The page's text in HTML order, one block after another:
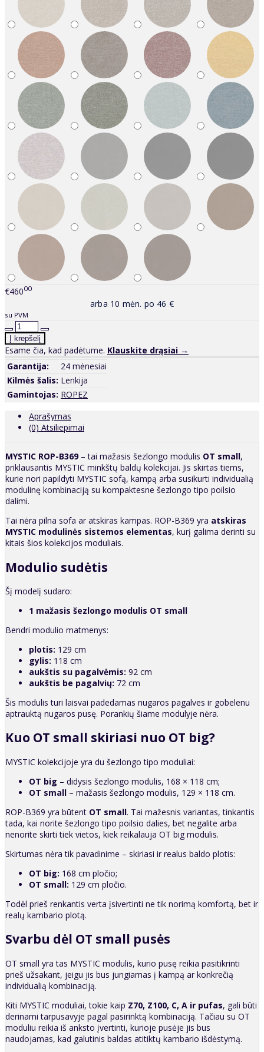
€46000
arba 10 mėn. po 46 €
su PVM
Esame čia, kad padėtume. Klauskite drąsiai →
Garantija:
24 mėnesiai
Kilmės šalis: Lenkija
Gamintojas: ROPEZ
Aprašymas
(0) Atsiliepimai
MYSTIC ROP-B369– tai mažasis šezlongo modulis OT small,
priklausantis MYSTIC minkštų baldų kolekcijai. Jis skirtas tiems,
kurie nori papildyti MYSTIC sofą, kampą arba susikurti individualią
modulinę kombinaciją su kompaktesne šezlongo tipo poilsio
dalimi.
Tai nėra pilna sofa ar atskiras kampas. ROP-B369 yra atskiras
MYSTIC modulinės sistemos elementas, kurį galima derinti su
kitais šios kolekcijos moduliais.
Modulio sudėtis
Šį modelį sudaro:
1 mažasis šezlongo modulis OT small
Bendri modulio matmenys:
plotis: 129 cm
gylis: 118 cm
aukštis su pagalvėmis: 92 cm
aukštis be pagalvių: 72 cm
Šis modulis turi laisvai padedamas nugaros pagalves ir gobelenu
aptrauktą nugaros pusę. Porankių šiame modulyje nėra.
Kuo OT small skiriasi nuo OT big?
MYSTIC kolekcijoje yra du šezlongo tipo moduliai:
OT big – didysis šezlongo modulis, 168 × 118 cm;
OT small – mažasis šezlongo modulis, 129 × 118 cm.
ROP-B369 yra būtent OT small. Tai mažesnis variantas, tinkantis
tada, kai norite šezlongo tipo poilsio dalies, bet negalite arba
nenorite skirti tiek vietos, kiek reikalauja OT big modulis.
Skirtumas nėra tik pavadinime – skiriasi ir realus baldo plotis:
OT big: 168 cm pločio;
OT small: 129 cm pločio.
Todėl prieš renkantis verta įsivertinti ne tik norimą komfortą, bet ir
realų kambario plotą.
Svarbu dėl OT small pusės
OT small yra tas MYSTIC modulis, kurio pusę reikia pasitikrinti
prieš užsakant, jeigu jis bus jungiamas į kampą ar konkrečią
individualią kombinaciją.
Kiti MYSTIC moduliai, tokie kaip Z70, Z100, C, A ir pufas, gali būti
derinami tarpusavyje pagal pasirinktą kombinaciją. Tačiau su OT
moduliu reikia iš anksto įvertinti, kurioje pusėje jis bus
naudojamas, kad galutinis baldas atitiktų kambario išdėstymą.